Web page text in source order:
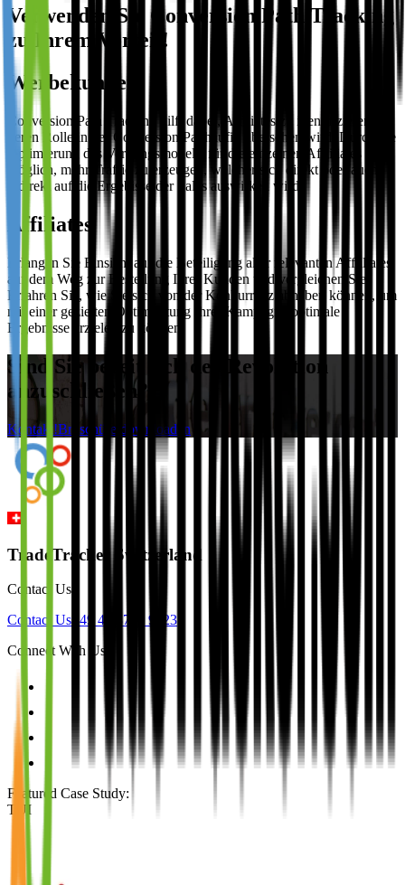
Verwenden Sie Conversion Path Tracking
zu Ihrem Vorteil!
Werbekunden
Conversion Path Tracking hilft dabei, Affiliates zu identifizieren,
deren Rolle in der Conversion Pat häufig übersehen wird. Durch die
Optimierung des Vergüngsmodells für die einzelnen Affliliates ist es
möglich, mehr Traffic zu erzeugen, welcher sich direkt oder auch
indirekt auf die Ergebisse der Sales auswirken wird.
Affiliates
Erlangen Sie Einsicht auf die Beteiligung aller relevanten Affliliates
auf dem Weg zur Bestellung Ihrer Kunden und vergleichen Sie.
Erfahren Sie, wie Sie sich von der Konkurrenz abheben können, um
mit einer gezielten Optimiertung Ihrer Kampagne optimale
Ergebnisse erzielen zu können.
Sind Sie bereit sich der Revolution
anzuschließen?
Kontakt!Broschüre downloaden
TradeTracker Switzerland
Contact Us
Contact Us +49 40 8740 9623
Connect With Us
Featured Case Study:
TUI